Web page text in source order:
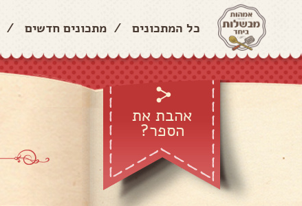
כל המתכונים / מתכונים חדשים /
אהבת את
הספר?